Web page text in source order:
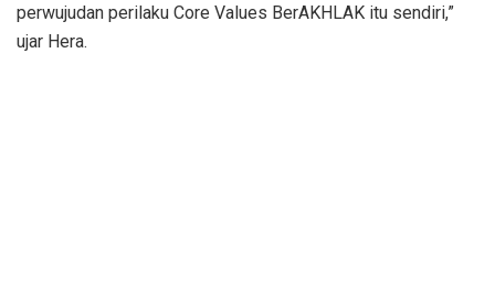
perwujudan perilaku Core Values BerAKHLAK itu sendiri,”
ujar Hera.